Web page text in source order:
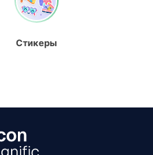
Стикеры